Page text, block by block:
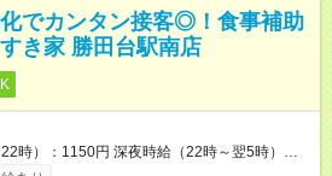
でカンタン接客◎！食事補助
き家 勝田台駅南店
時）：1150円 深夜時給（22時～翌5時）：
】早朝手当（5：00-9：